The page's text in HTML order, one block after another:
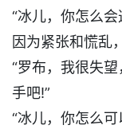
“冰儿，你怎么
因为紧张和慌乱
“罗布，我很失
手吧!”
“冰儿，你怎么